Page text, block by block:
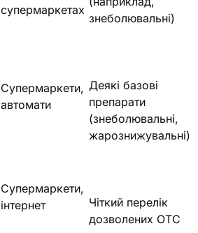
супермаркетах
знеболювальні)
Супермаркети,
автомати
Деякі базові
препарати
(знеболювальні,
жарознижувальні)
Супермаркети,
інтернет
Чіткий перелік
дозволених ОТС